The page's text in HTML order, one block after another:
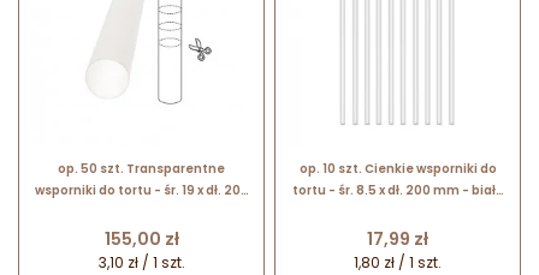
op. 50 szt. Transparentne
wsporniki do tortu - śr. 19 x dł. 200
Cena
155,00 zł
3,10 zł / 1 szt.
op. 10 szt. Cienkie wsporniki do
tortu - śr. 8.5 x dł. 200 mm - białe
piętrowego
Cena
17,99 zł
1,80 zł / 1 szt.